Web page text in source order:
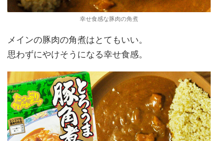
幸せ食感な豚肉の角煮
メインの豚肉の角煮はとてもいい。
思わずにやけそうになる幸せ食感。